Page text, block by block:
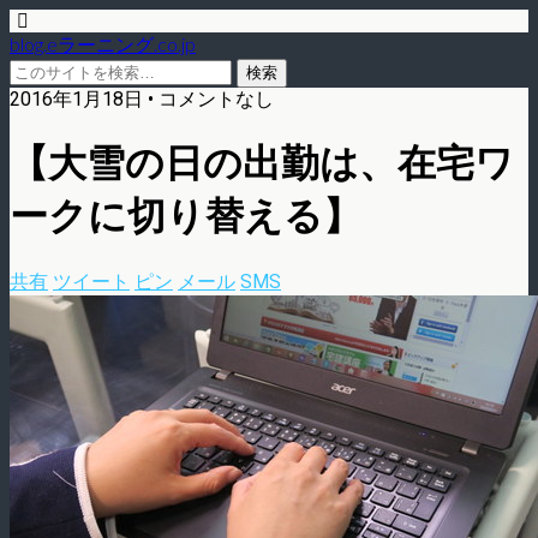
blog.eラーニング.co.jp
2016年1月18日 • コメントなし
【大雪の日の出勤は、在宅ワ
ークに切り替える】
共有 ツイート ピン メール SMS